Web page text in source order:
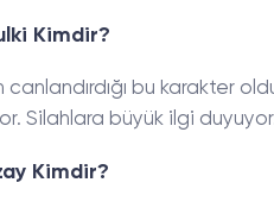
Kimdir?
canlandırdığı bu karakter
Silahlara büyük ilgi
Kimdir?